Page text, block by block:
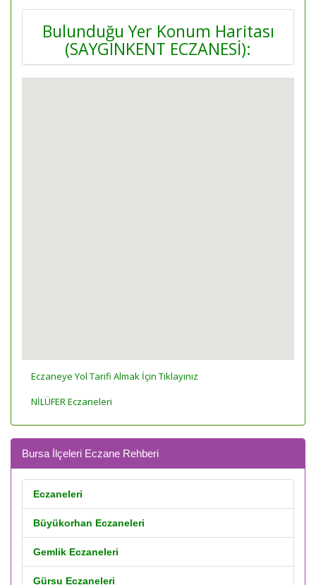
Bulunduğu Yer Konum Haritası
(SAYGINKENT ECZANESİ):
Eczaneye Yol Tarifi Almak İçin Tıklayınız
NİLÜFER Eczaneleri
Bursa İlçeleri Eczane Rehberi
Eczaneleri
Büyükorhan Eczaneleri
Gemlik Eczaneleri
Gürsu Eczaneleri